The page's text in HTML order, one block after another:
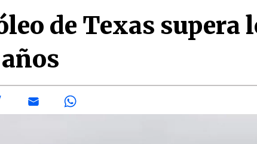
de Texas supera